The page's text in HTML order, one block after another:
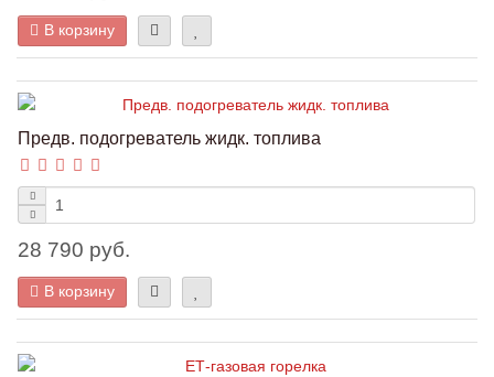
В корзину
Предв. подогреватель жидк. топлива
28 790 руб.
В корзину